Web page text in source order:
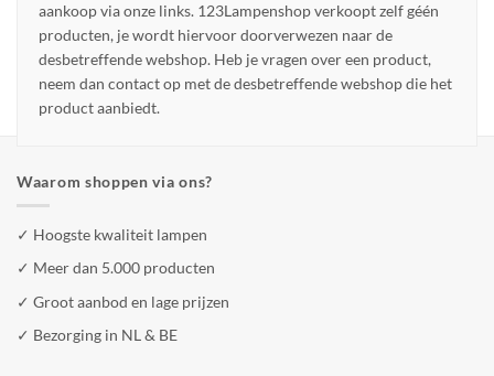
aankoop via onze links. 123Lampenshop verkoopt zelf géén
producten, je wordt hiervoor doorverwezen naar de
desbetreffende webshop. Heb je vragen over een product,
neem dan contact op met de desbetreffende webshop die het
product aanbiedt.
Waarom shoppen via ons?
✓ Hoogste kwaliteit lampen
✓ Meer dan 5.000 producten
✓ Groot aanbod en lage prijzen
✓ Bezorging in NL & BE